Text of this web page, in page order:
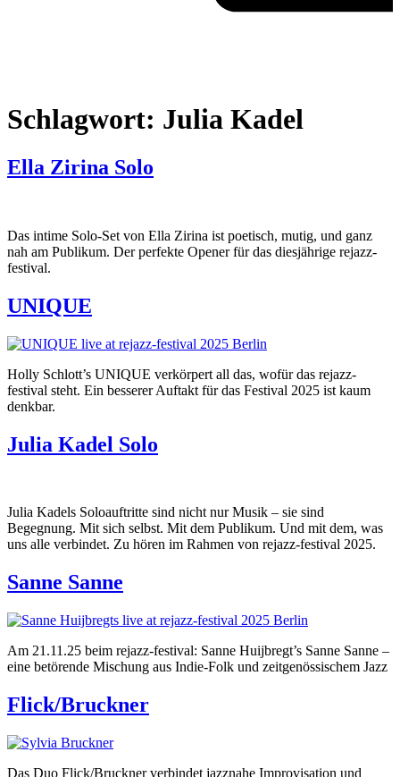
Schlagwort: Julia Kadel
Ella Zirina Solo
Das intime Solo-Set von Ella Zirina ist poetisch, mutig, und ganz
nah am Publikum. Der perfekte Opener für das diesjährige rejazz-
festival.
UNIQUE
Holly Schlott’s UNIQUE verkörpert all das, wofür das rejazz-
festival steht. Ein besserer Auftakt für das Festival 2025 ist kaum
denkbar.
Julia Kadel Solo
Julia Kadels Soloauftritte sind nicht nur Musik – sie sind
Begegnung. Mit sich selbst. Mit dem Publikum. Und mit dem, was
uns alle verbindet. Zu hören im Rahmen von rejazz-festival 2025.
Sanne Sanne
Am 21.11.25 beim rejazz-festival: Sanne Huijbregt’s Sanne Sanne –
eine betörende Mischung aus Indie-Folk und zeitgenössischem Jazz
Flick/Bruckner
Das Duo Flick/Bruckner verbindet jazznahe Improvisation und